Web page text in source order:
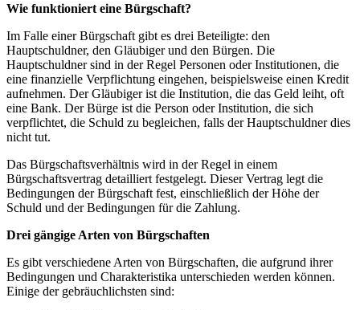
Wie funktioniert eine Bürgschaft?
Im Falle einer Bürgschaft gibt es drei Beteiligte: den
Hauptschuldner, den Gläubiger und den Bürgen. Die
Hauptschuldner sind in der Regel Personen oder Institutionen, die
eine finanzielle Verpflichtung eingehen, beispielsweise einen Kredit
aufnehmen. Der Gläubiger ist die Institution, die das Geld leiht, oft
eine Bank. Der Bürge ist die Person oder Institution, die sich
verpflichtet, die Schuld zu begleichen, falls der Hauptschuldner dies
nicht tut.
Das Bürgschaftsverhältnis wird in der Regel in einem
Bürgschaftsvertrag detailliert festgelegt. Dieser Vertrag legt die
Bedingungen der Bürgschaft fest, einschließlich der Höhe der
Schuld und der Bedingungen für die Zahlung.
Drei gängige Arten von Bürgschaften
Es gibt verschiedene Arten von Bürgschaften, die aufgrund ihrer
Bedingungen und Charakteristika unterschieden werden können.
Einige der gebräuchlichsten sind: